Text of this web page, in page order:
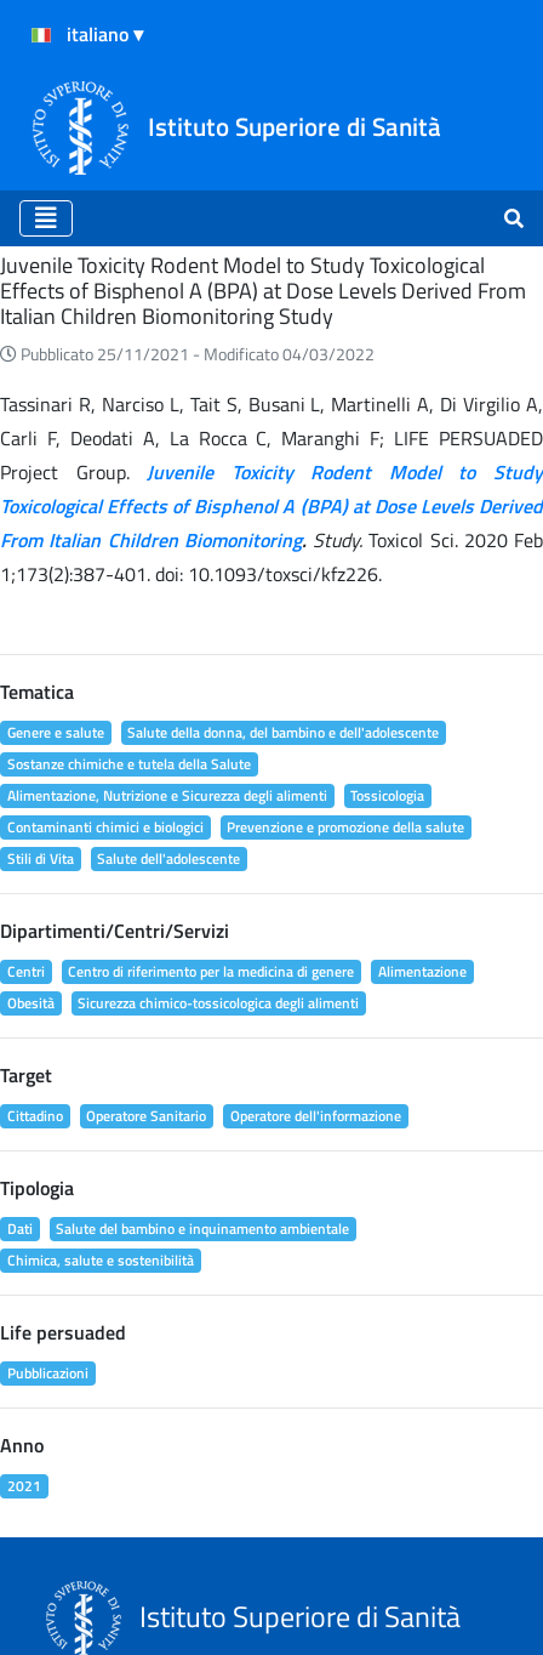
Istituto Superiore di Sanità
Home
Juvenile Toxicity Rodent Model to Study Toxicological
Effects of Bisphenol A (BPA) at Dose Levels Derived From
Italian Children Biomonitoring Study
Pubblicato 25/11/2021 - Modificato 04/03/2022
Tassinari R, Narciso L, Tait S, Busani L, Martinelli A, Di Virgilio A,
Carli F, Deodati A, La Rocca C, Maranghi F; LIFE PERSUADED
Project Group.Juvenile Toxicity Rodent Model to Study
Toxicological Effects of Bisphenol A (BPA) at Dose Levels Derived
From Italian Children Biomonitoring.Study. Toxicol Sci. 2020 Feb
1;173(2):387-401. doi: 10.1093/toxsci/kfz226.
Tematica
Genere e salute
Salute della donna, del bambino e dell'adolescente
Sostanze chimiche e tutela della Salute
Alimentazione, Nutrizione e Sicurezza degli alimenti
Tossicologia
Contaminanti chimici e biologici
Prevenzione e promozione della salute
Stili di Vita
Salute dell'adolescente
Dipartimenti/Centri/Servizi
Centri Centro di riferimento per la medicina di genere
Alimentazione
Obesità
Sicurezza chimico-tossicologica degli alimenti
Target
Cittadino Operatore Sanitario Operatore dell'informazione
Tipologia
Dati
Salute del bambino e inquinamento ambientale
Chimica, salute e sostenibilità
Life persuaded
Pubblicazioni
Anno
2021
Istituto Superiore di Sanità